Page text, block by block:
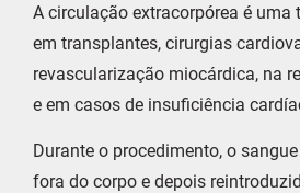
A circulação extracorpórea é
em transplantes, cirurgias
revascularização miocárdica, na
e em casos de insuficiência
Durante o procedimento, o
fora do corpo e depois